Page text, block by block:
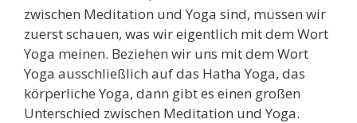
zwischen Meditation und Yoga sind, müssen wir
zuerst schauen, was wir eigentlich mit dem Wort
Yoga meinen. Beziehen wir uns mit dem Wort
Yoga ausschließlich auf das Hatha Yoga, das
körperliche Yoga, dann gibt es einen großen
Unterschied zwischen Meditation und Yoga.